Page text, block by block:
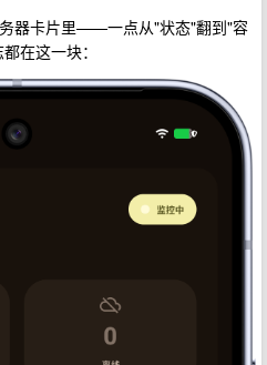
器卡片里——一点从"状态"翻到"容
在这一块：